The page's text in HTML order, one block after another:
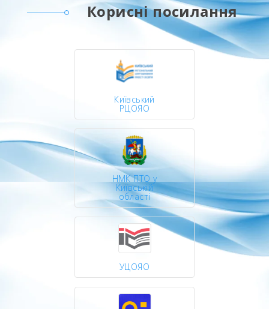
Корисні посилання
Київський
РЦОЯО
НМК ПТО у
Київській
області
УЦОЯО